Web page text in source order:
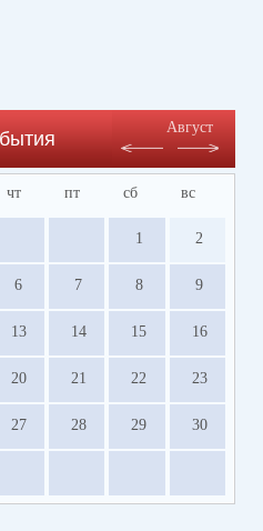
Август
чт пт сб вс
1 2
6 7 8 9
13 14 15 16
20 21 22 23
27 28 29 30